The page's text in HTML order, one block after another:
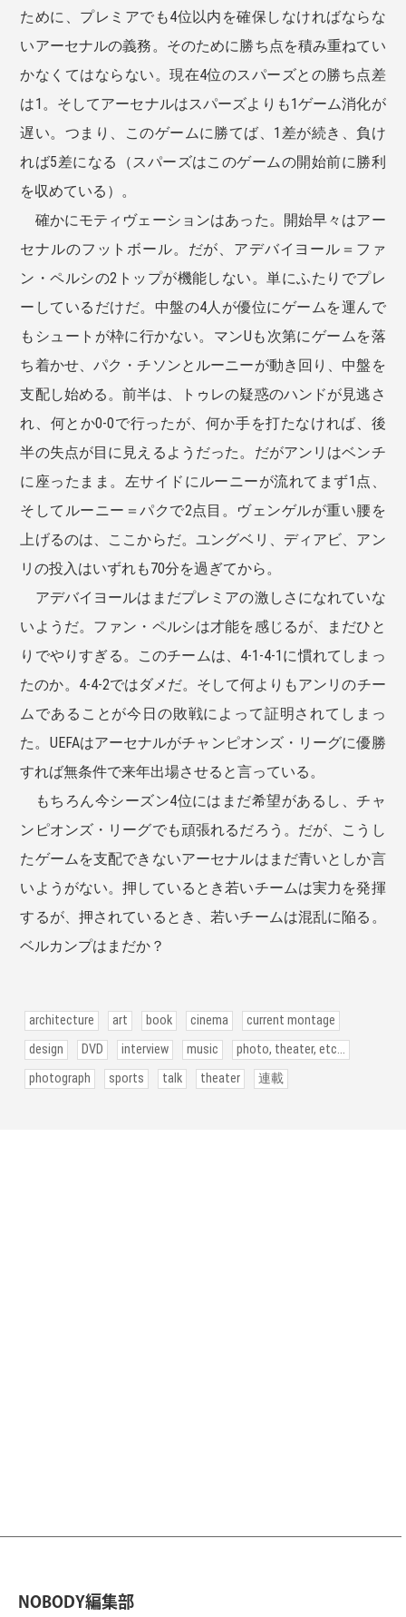
ために、プレミアでも4位以内を確保しなければならな
いアーセナルの義務。そのために勝ち点を積み重ねてい
かなくてはならない。現在4位のスパーズとの勝ち点差
は1。そしてアーセナルはスパーズよりも1ゲーム消化が
遅い。つまり、このゲームに勝てば、1差が続き、負け
れば5差になる（スパーズはこのゲームの開始前に勝利
を収めている）。
確かにモティヴェーションはあった。開始早々はアー
セナルのフットボール。だが、アデバイヨール＝ファ
ン・ペルシの2トップが機能しない。単にふたりでプレ
ーしているだけだ。中盤の4人が優位にゲームを運んで
もシュートが枠に行かない。マンUも次第にゲームを落
ち着かせ、パク・チソンとルーニーが動き回り、中盤を
支配し始める。前半は、トゥレの疑惑のハンドが見逃さ
れ、何とか0-0で行ったが、何か手を打たなければ、後
半の失点が目に見えるようだった。だがアンリはベンチ
に座ったまま。左サイドにルーニーが流れてまず1点、
そしてルーニー＝パクで2点目。ヴェンゲルが重い腰を
上げるのは、ここからだ。ユングベリ、ディアビ、アン
リの投入はいずれも70分を過ぎてから。
アデバイヨールはまだプレミアの激しさになれていな
いようだ。ファン・ペルシは才能を感じるが、まだひと
りでやりすぎる。このチームは、4-1-4-1に慣れてしまっ
たのか。4-4-2ではダメだ。そして何よりもアンリのチー
ムであることが今日の敗戦によって証明されてしまっ
た。UEFAはアーセナルがチャンピオンズ・リーグに優勝
すれば無条件で来年出場させると言っている。
もちろん今シーズン4位にはまだ希望があるし、チャ
ンピオンズ・リーグでも頑張れるだろう。だが、こうし
たゲームを支配できないアーセナルはまだ青いとしか言
いようがない。押しているとき若いチームは実力を発揮
するが、押されているとき、若いチームは混乱に陥る。
ベルカンプはまだか？
architecture art book cinema
current montage
design
DVD interview music
photo, theater, etc...
photograph
sports talk theater 連載
NOBODY編集部